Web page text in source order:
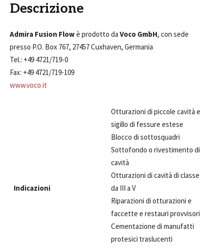
Descrizione
Admira Fusion Flowè prodotto da Voco GmbH, con sede
presso P.O. Box 767, 27457 Cuxhaven, Germania
Tel.: +49 4721/719-0
Fax: +49 4721/719-109
www.voco.it
Indicazioni
Otturazioni di piccole cavità e
sigillo di fessure estese
Blocco di sottosquadri
Sottofondo o rivestimento di
cavità
Otturazioni di cavità di classe
da III a V
Riparazioni di otturazioni e
faccette e restauri provvisori
Cementazione di manufatti
protesici traslucenti